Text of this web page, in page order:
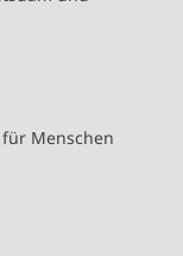
für Menschen